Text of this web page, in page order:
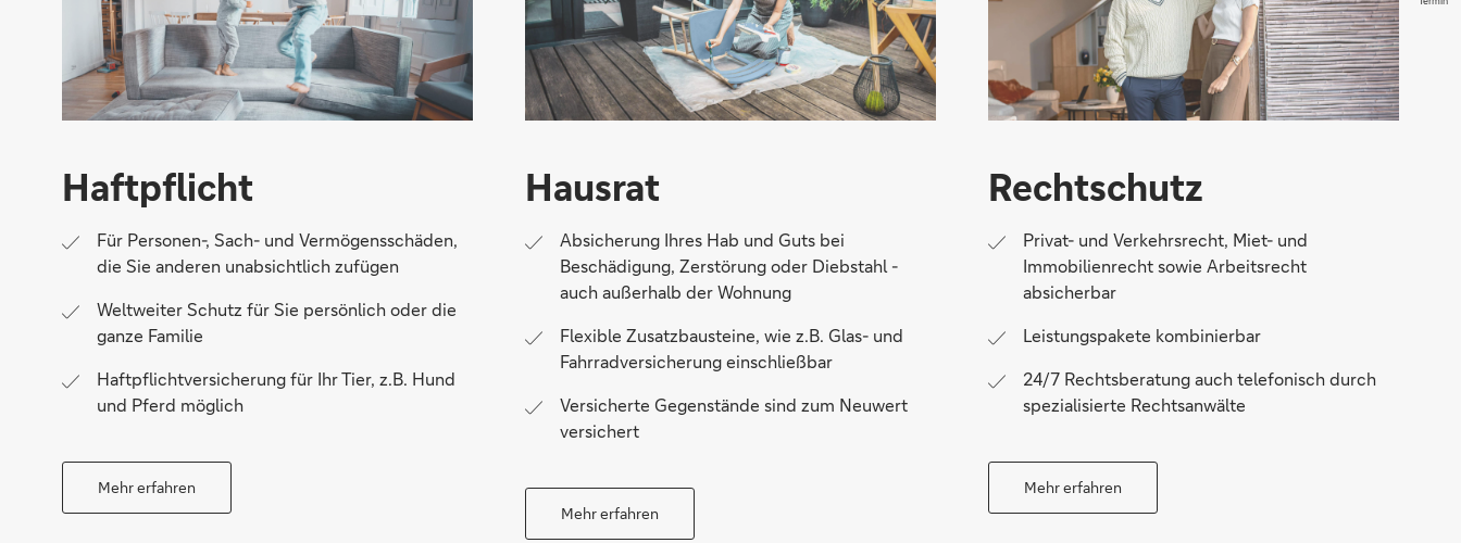
Haftpflicht
Für Personen-, Sach- und Vermögensschäden,
die Sie anderen unabsichtlich zufügen
Weltweiter Schutz für Sie persönlich oder die
ganze Familie
Haftpflichtversicherung für Ihr Tier, z.B. Hund
und Pferd möglich
Mehr erfahren
Hausrat
Absicherung Ihres Hab und Guts bei
Beschädigung, Zerstörung oder Diebstahl -
auch außerhalb der Wohnung
Flexible Zusatzbausteine, wie z.B. Glas- und
Fahrradversicherung einschließbar
Versicherte Gegenstände sind zum Neuwert
versichert
Mehr erfahren
Rechtschutz
Privat- und Verkehrsrecht, Miet- und
Immobilienrecht sowie Arbeitsrecht
absicherbar
Leistungspakete kombinierbar
24/7 Rechtsberatung auch telefonisch durch
spezialisierte Rechtsanwälte
Mehr erfahren